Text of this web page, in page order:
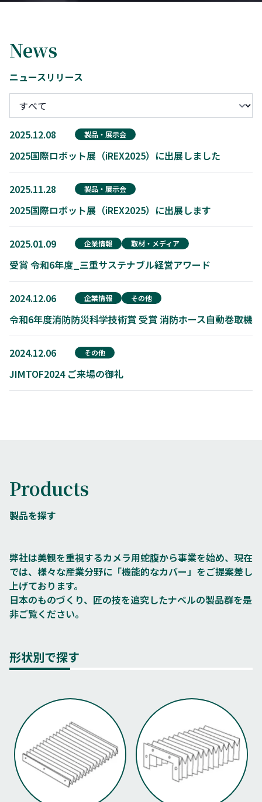
News
ニュースリリース
2025.12.08 製品・展示会
2025国際ロボット展（iREX2025）に出展しました
2025.11.28 製品・展示会
2025国際ロボット展（iREX2025）に出展します
2025.01.09 企業情報 取材・メディア
受賞 令和6年度_三重サステナブル経営アワード
2024.12.06 企業情報 その他
令和6年度消防防災科学技術賞 受賞 消防ホース自動巻取機
2024.12.06 その他
JIMTOF2024 ご来場の御礼
Products
製品を探す
弊社は美観を重視するカメラ用蛇腹から事業を始め、現在
では、様々な産業分野に「機能的なカバー」をご提案差し
上げております。
日本のものづくり、匠の技を追究したナベルの製品群を是
非ご覧ください。
形状別で探す